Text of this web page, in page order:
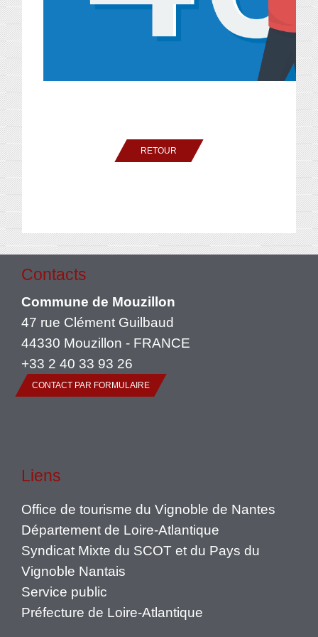
RETOUR
Contacts
Commune de Mouzillon
47 rue Clément Guilbaud
44330 Mouzillon - FRANCE
+33 2 40 33 93 26
CONTACT PAR FORMULAIRE
Liens
Office de tourisme du Vignoble de Nantes
Département de Loire-Atlantique
Syndicat Mixte du SCOT et du Pays du
Vignoble Nantais
Service public
Préfecture de Loire-Atlantique